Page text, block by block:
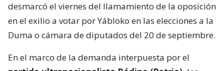
desmarcó el viernes del llamamiento de la oposición
en el exilio a votar por Yábloko en las elecciones a la
Duma o cámara de diputados del 20 de septiembre.
En el marco de la demanda interpuesta por el